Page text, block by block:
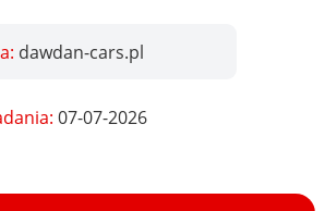
dawdan-cars.pl
07-07-2026